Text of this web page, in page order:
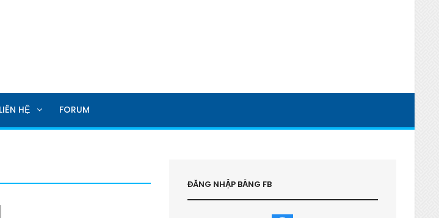
LIÊN HỆ FORUM
ĐĂNG NHẬP BẰNG FB